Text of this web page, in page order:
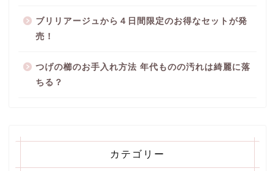
ブリリアージュから４日間限定のお得なセットが発
売！
つげの櫛のお手入れ方法 年代ものの汚れは綺麗に落
ちる？
カテゴリー